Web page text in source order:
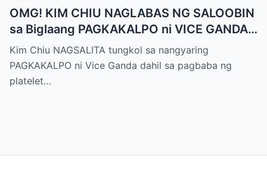
OMG! KIM CHIU NAGLABAS NG SALOOBIN
sa Biglaang PAGKAKALPO ni VICE GANDA
sa “It’s Showtime” — Pagbaba ng Platelet
Count, NAGDULOT ng Matinding Alarma!
Fans Naluha sa Pag-aalala sa Kalagayan ni
Kim Chiu NAGSALITA tungkol sa nangyaring
PAGKAKALPO ni Vice Ganda dahil sa pagbaba ng
platelet…